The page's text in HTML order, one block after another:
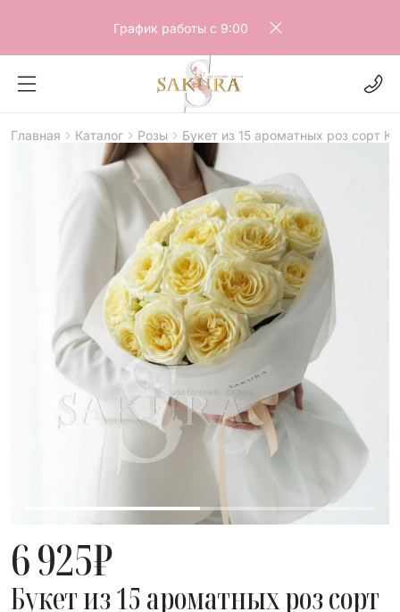
График работы с 9:00
Главная Каталог Розы Букет из 15 ароматных роз сорт
6 925₽
Букет из 15 ароматных роз сорт